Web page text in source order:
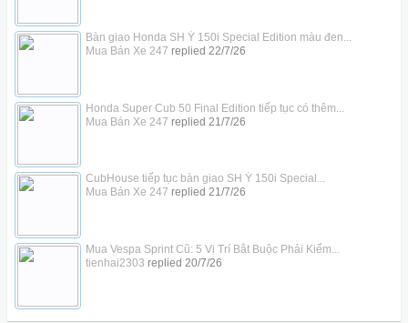
Bàn giao Honda SH Ý 150i Special Edition màu đen...
Mua Bán Xe 247 replied 22/7/26
Honda Super Cub 50 Final Edition tiếp tục có thêm...
Mua Bán Xe 247 replied 21/7/26
CubHouse tiếp tục bàn giao SH Ý 150i Special...
Mua Bán Xe 247 replied 21/7/26
Mua Vespa Sprint Cũ: 5 Vị Trí Bắt Buộc Phải Kiểm...
tienhai2303 replied 20/7/26